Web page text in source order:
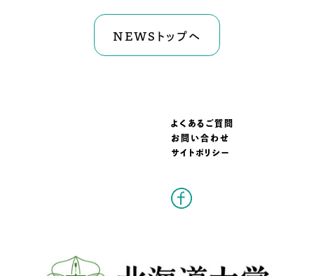
NEWSトップへ
よくあるご質問
お問い合わせ
サイトポリシー